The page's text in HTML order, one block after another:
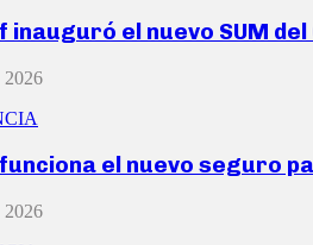
inauguró el nuevo SUM
2026
funciona el nuevo seguro
2026